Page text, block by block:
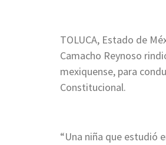
TOLUCA, Estado de
Camacho Reynoso
mexiquense, para
Constitucional.
“Una niña que estudió